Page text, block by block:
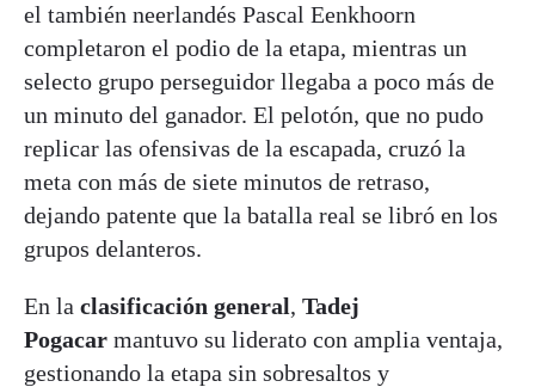
el también neerlandés Pascal Eenkhoorn
completaron el podio de la etapa, mientras un
selecto grupo perseguidor llegaba a poco más de
un minuto del ganador. El pelotón, que no pudo
replicar las ofensivas de la escapada, cruzó la
meta con más de siete minutos de retraso,
dejando patente que la batalla real se libró en los
grupos delanteros.
En la clasificación general, Tadej
Pogacar mantuvo su liderato con amplia ventaja,
gestionando la etapa sin sobresaltos y